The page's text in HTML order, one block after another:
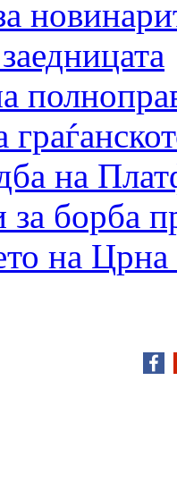
на
за борба
на Црна